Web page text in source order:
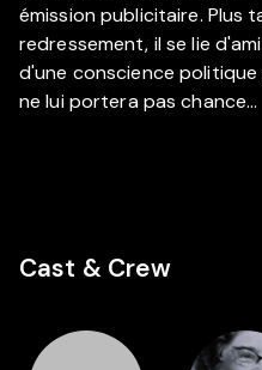
émission publicitaire. Plus
redressement, il se lie
d'une conscience
ne lui portera pas chance...
Cast & Crew